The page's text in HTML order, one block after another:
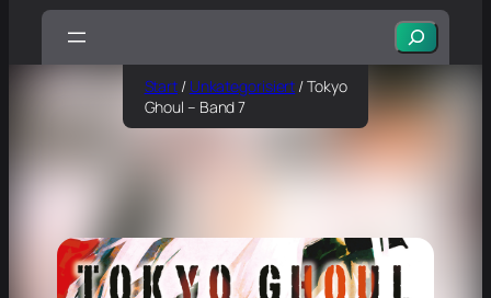
Suchen
Start / Unkategorisiert / Tokyo
Ghoul – Band 7